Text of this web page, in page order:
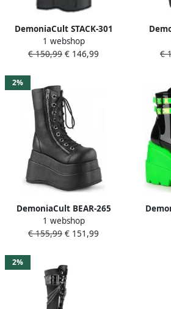
DemoniaCult STACK-301
Plateau Laarzen 45 Shoes
Zwart
1 webshop
€ 150,99 € 146,99
€
2%
DemoniaCult BEAR-265
Plateau Laarzen 42 Shoes
Zwart
1 webshop
€ 155,99 € 151,99
2%